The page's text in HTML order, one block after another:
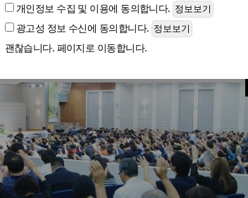
개인정보 수집 및 이용에 동의합니다.
광고성 정보 수신에 동의합니다.
괜찮습니다. 페이지로 이동합니다.